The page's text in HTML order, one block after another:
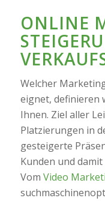
ONLINE
Welcher
eignet, definieren
Ihnen. Ziel aller
Platzierungen in
gesteigerte
Kunden und
Vom Video